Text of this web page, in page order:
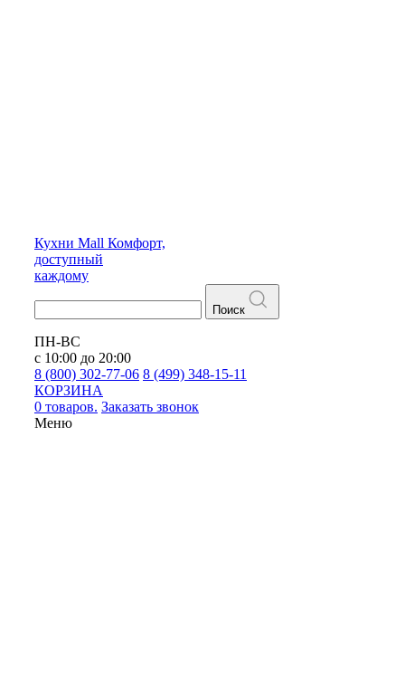
Кухни Mall Комфорт,
доступный
каждому
Поиск
ПН-ВС
с 10:00 до 20:00
8 (800) 302-77-06 8 (499) 348-15-11
КОРЗИНА
0 товаров. Заказать звонок
Меню